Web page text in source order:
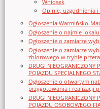
Wniosek
Opinie, uzgodnienia i
Ogłoszenia Warmińsko-
Ogłoszenie o najmie
Ogłoszenie o zamiarze
Ogłoszenie o zamiarze
zbiorowego w trybie
DRUGI NIEOGRANICZONY
POJAZDU SPECJALNEGO
Ogłoszenie o otwartym
przygotowania i realizacji
DRUGI NIEOGRANICZONY
POJAZDU OSOBOWEGO